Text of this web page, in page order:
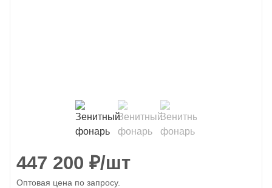
447 200 ₽/шт
Оптовая цена по запросу.